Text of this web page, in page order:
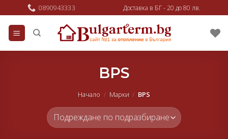
to
content
0890943333 Доставка в БГ - 20 до 80 лв.
BPS
Начало / Марки / BPS